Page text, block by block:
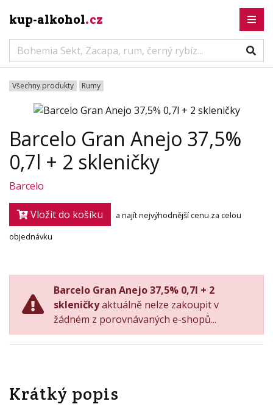
kup-alkohol.cz
Všechny produkty Rumy
Barcelo Gran Anejo 37,5%
0,7l + 2 skleničky
Barcelo
Vložit do košíku
a najít nejvýhodnější cenu za celou
objednávku
Barcelo Gran Anejo 37,5% 0,7l + 2
skleničkyaktuálně nelze zakoupit v
žádném z porovnávaných e-shopů...
Krátký popis